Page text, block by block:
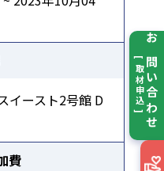
お問い合わせ
[ 取材申込 ]
イースト2号館 D
費